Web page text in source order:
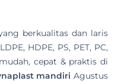
berkualitas dan laris
HDPE, PS, PET, PC,
cepat & praktis di
mandiri Agustus